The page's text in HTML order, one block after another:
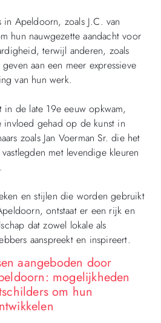
in Apeldoorn, zoals J.C. van
hun nauwgezette aandacht voor
terwijl anderen, zoals
aan een meer expressieve
van hun werk.
in de late 19e eeuw opkwam,
gehad op de kunst in
zoals Jan Voerman Sr. die het
met levendige kleuren
en stijlen die worden gebruikt
ontstaat er een rijk en
dat zowel lokale als
aanspreekt en inspireert.
aangeboden door
mogelijkheden
om hun